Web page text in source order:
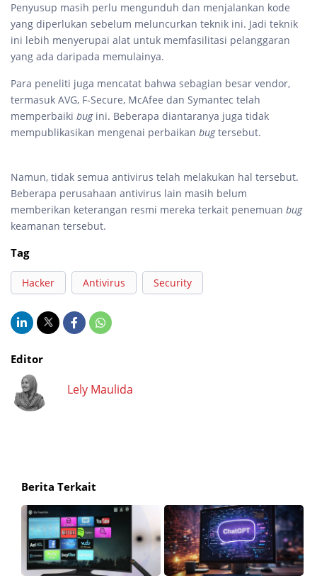
Penyusup masih perlu mengunduh dan menjalankan kode
yang diperlukan sebelum meluncurkan teknik ini. Jadi teknik
ini lebih menyerupai alat untuk memfasilitasi pelanggaran
yang ada daripada memulainya.
Para peneliti juga mencatat bahwa sebagian besar vendor,
termasuk AVG, F-Secure, McAfee dan Symantec telah
memperbaiki bug ini. Beberapa diantaranya juga tidak
mempublikasikan mengenai perbaikan bugtersebut.
Namun, tidak semua antivirus telah melakukan hal tersebut.
Beberapa perusahaan antivirus lain masih belum
memberikan keterangan resmi mereka terkait penemuan bug
keamanan tersebut.
Tag
Hacker Antivirus Security
Editor
Lely Maulida
Berita Terkait